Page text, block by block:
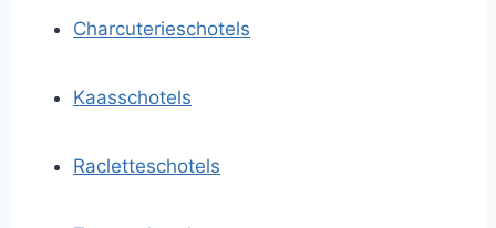
Charcuterieschotels
Kaasschotels
Racletteschotels